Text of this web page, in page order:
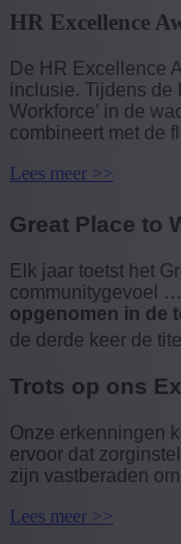
HR Excellence
De HR Excellence
inclusie. Tijdens de
Workforce’ in de
combineert met de
Lees meer >>
Great Place to
Elk jaar toetst het
communitygevoel
opgenomen in de
de derde keer de
Trots op ons
Onze erkenningen
ervoor dat
zijn vastberaden
Lees meer >>